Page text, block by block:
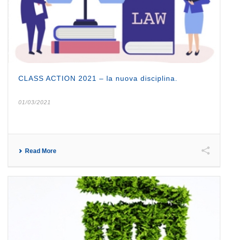
CLASS ACTION 2021 – la nuova disciplina.
01/03/2021
Read More